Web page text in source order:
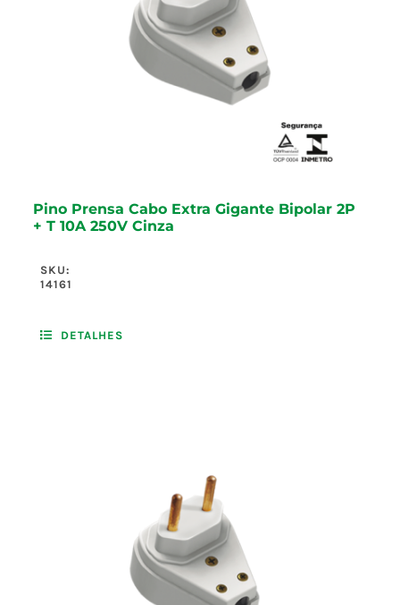
Pino Prensa Cabo Extra Gigante Bipolar 2P
+ T 10A 250V Cinza
SKU:
14161
DETALHES